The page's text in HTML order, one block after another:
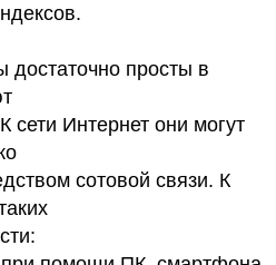
просты в
сети Интернет они могут
сотовой связи. К